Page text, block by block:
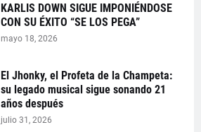
KARLIS DOWN SIGUE IMPONIÉNDOSE
CON SU ÉXITO “SE LOS PEGA”
mayo 18, 2026
El Jhonky, el Profeta de la Champeta:
su legado musical sigue sonando 21
años después
julio 31, 2026